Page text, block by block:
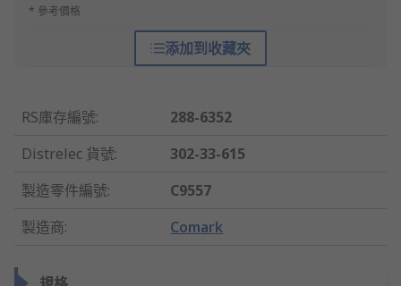
* 參考價格
添加到收藏夾
RS庫存編號:
288-6352
Distrelec 貨號:
302-33-615
製造零件編號:
C9557
製造商: Comark